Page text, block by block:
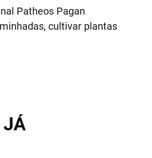
Patheos Pagan
cultivar plantas
JÁ